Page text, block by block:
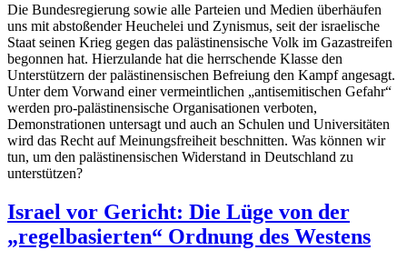
Die Bundesregierung sowie alle Parteien und Medien überhäufen
uns mit abstoßender Heuchelei und Zynismus, seit der israelische
Staat seinen Krieg gegen das palästinensische Volk im Gazastreifen
begonnen hat. Hierzulande hat die herrschende Klasse den
Unterstützern der palästinensischen Befreiung den Kampf angesagt.
Unter dem Vorwand einer vermeintlichen „antisemitischen Gefahr“
werden pro-palästinensische Organisationen verboten,
Demonstrationen untersagt und auch an Schulen und Universitäten
wird das Recht auf Meinungsfreiheit beschnitten. Was können wir
tun, um den palästinensischen Widerstand in Deutschland zu
unterstützen?
Israel vor Gericht: Die Lüge von der
„regelbasierten“ Ordnung des Westens